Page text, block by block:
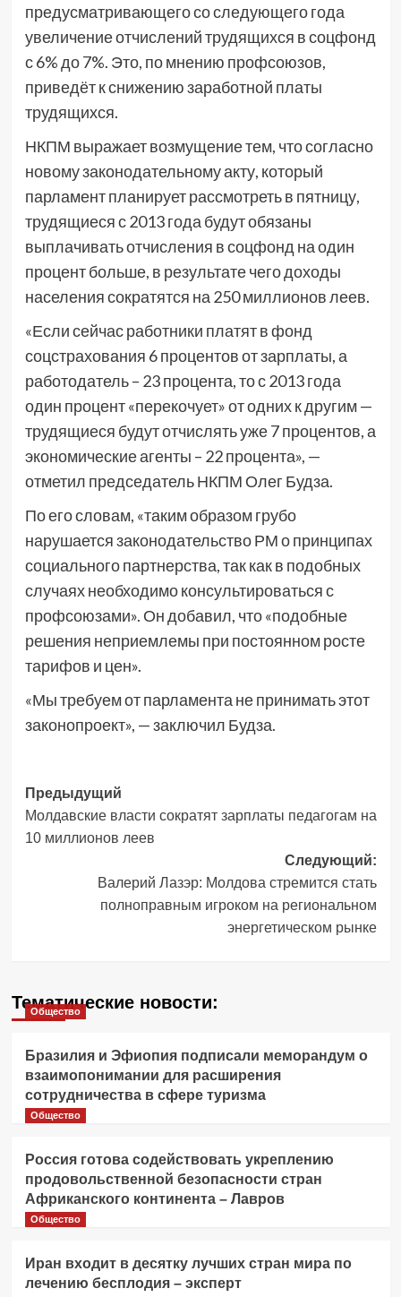
предусматривающего со следующего года
увеличение отчислений трудящихся в соцфонд
с 6% до 7%. Это, по мнению профсоюзов,
приведёт к снижению заработной платы
трудящихся.
НКПМ выражает возмущение тем, что согласно
новому законодательному акту, который
парламент планирует рассмотреть в пятницу,
трудящиеся с 2013 года будут обязаны
выплачивать отчисления в соцфонд на один
процент больше, в результате чего доходы
населения сократятся на 250 миллионов леев.
«Если сейчас работники платят в фонд
соцстрахования 6 процентов от зарплаты, а
работодатель – 23 процента, то с 2013 года
один процент «перекочует» от одних к другим —
трудящиеся будут отчислять уже 7 процентов, а
экономические агенты – 22 процента», —
отметил председатель НКПМ Олег Будза.
По его словам, «таким образом грубо
нарушается законодательство РМ о принципах
социального партнерства, так как в подобных
случаях необходимо консультироваться с
профсоюзами». Он добавил, что «подобные
решения неприемлемы при постоянном росте
тарифов и цен».
«Мы требуем от парламента не принимать этот
законопроект», — заключил Будза.
Навигация
записи
Предыдущий
Молдавские власти сократят зарплаты педагогам на
10 миллионов леев
Следующий:
Валерий Лазэр: Молдова стремится стать
полноправным игроком на региональном
энергетическом рынке
Тематические новости:
Общество
Бразилия и Эфиопия подписали меморандум о
взаимопонимании для расширения
сотрудничества в сфере туризма
Общество
Россия готова содействовать укреплению
продовольственной безопасности стран
Африканского континента – Лавров
Общество
Иран входит в десятку лучших стран мира по
лечению бесплодия – эксперт